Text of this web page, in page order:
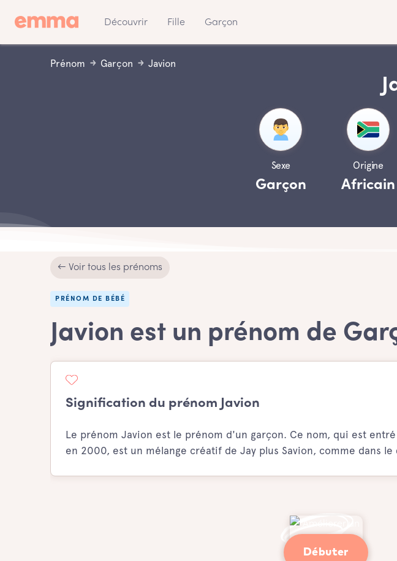
Découvrir Fille Garçon
Prénom Garçon Javion
Sexe
Garçon
Origine
Africain
← Voir tous les prénoms
PRÉNOM DE BÉBÉ
Javion est un prénom de
Signification du prénom Javion
Le prénom Javion est le prénom d'un garçon. Ce nom, qui est
en 2000, est un mélange créatif de Jay plus Savion, comme dans le
Débuter